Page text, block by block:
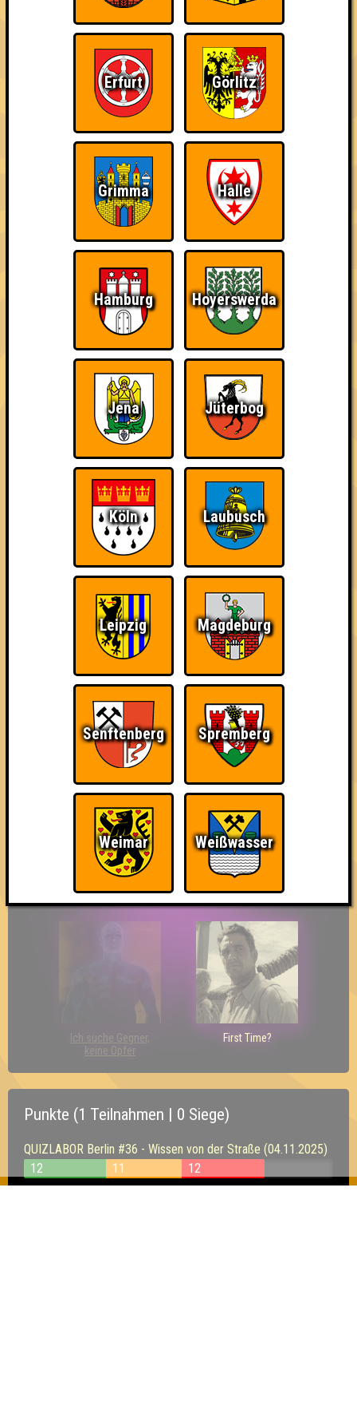
schließlich verdient! Entsprechend gibt es für diese auch
Schon wieder zum
Wiederzehn macht
Quizveteran
Wir sind immer bei
Nerven aus Stahl
The Amount of
Teilnahmen is too
damn high
Ich war da, vor 3000
Da-Da Da! Da-Da Da! Teil der Oberschicht
Knapp daneben! So kurz vorm Sieg!
The Last of Us Wir sind ERSTER?! Streber
Eindeutiger Sieg Duelist Bin ich schon drin?
Ich suche Gegner,
keine Opfer
First Time?
Punkte (1 Teilnahmen | 0 Siege)
QUIZLABOR Berlin #36 - Wissen von der Straße (04.11.2025)
12
11 12
Erfurt Görlitz
Grimma Halle
Hamburg Hoyerswerda
Jena Jüterbog
Köln Laubusch
Leipzig Magdeburg
Senftenberg Spremberg
Weimar Weißwasser